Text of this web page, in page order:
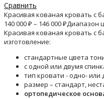
Сравнить
Красивая кованая кровать с
140 000₽ – 146 000₽Диапазон
Красивая кованая кровать с
изготовление:
стандартные цвета
с одной или двумя
тип кровати - одно- или
размер – стандарт,
ортопедическое